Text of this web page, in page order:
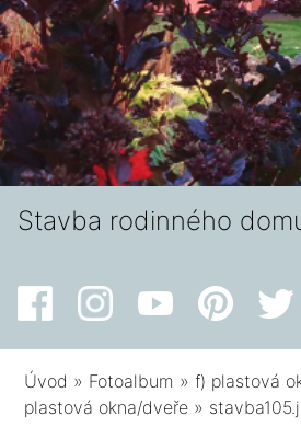
Stavba rodinného
Úvod » Fotoalbum » f) plastová
plastová okna/dveře »